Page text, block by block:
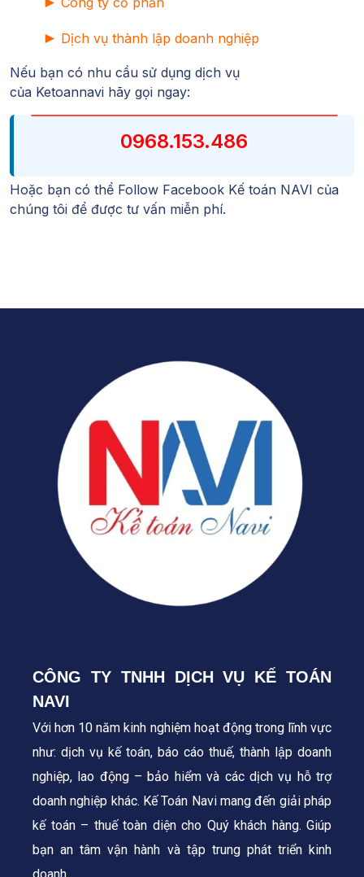
► Dịch vụ thành lập doanh nghiệp
Nếu bạn có nhu cầu sử dụng dịch vụ
của Ketoannavi hãy gọi ngay:
0968.153.486
Hoặc bạn có thể Follow Facebook Kế toán NAVI của
chúng tôi để được tư vấn miễn phí.
CÔNG TY TNHH DỊCH VỤ KẾ TOÁN
NAVI
Với hơn 10 năm kinh nghiệm hoạt động trong lĩnh vực
như: dịch vụ kế toán, báo cáo thuế, thành lập doanh
nghiệp, lao động – bảo hiểm và các dịch vụ hỗ trợ
doanh nghiệp khác. Kế Toán Navi mang đến giải pháp
kế toán – thuế toàn diện cho Quý khách hàng. Giúp
bạn an tâm vận hành và tập trung phát triển kinh
doanh.